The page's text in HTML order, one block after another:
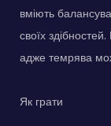
вміють
своїх
адже темрява
Як грати